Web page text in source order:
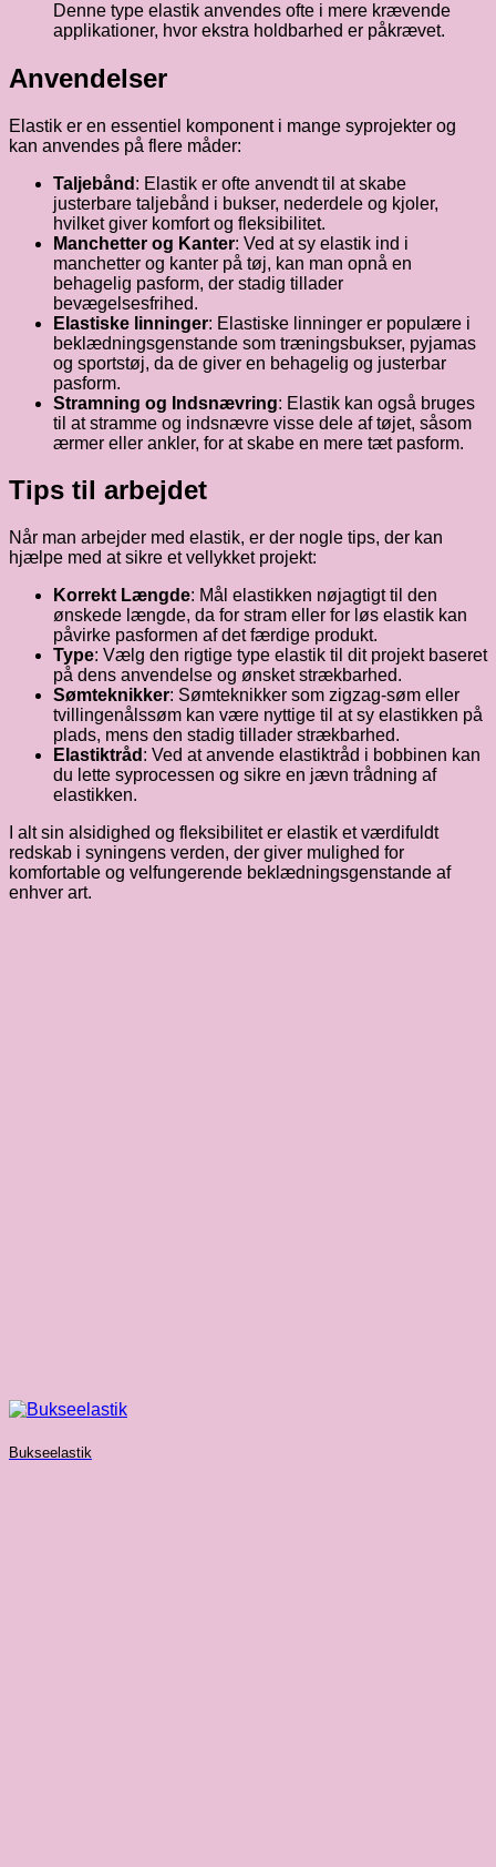
Denne type elastik anvendes ofte i mere krævende
applikationer, hvor ekstra holdbarhed er påkrævet.
Anvendelser
Elastik er en essentiel komponent i mange syprojekter og
kan anvendes på flere måder:
Taljebånd : Elastik er ofte anvendt til at skabe
justerbare taljebånd i bukser, nederdele og kjoler,
hvilket giver komfort og fleksibilitet.
Manchetter og Kanter: Ved at sy elastik ind i
manchetter og kanter på tøj, kan man opnå en
behagelig pasform, der stadig tillader
bevægelsesfrihed.
Elastiske linninger: Elastiske linninger er populære i
beklædningsgenstande som træningsbukser, pyjamas
og sportstøj, da de giver en behagelig og justerbar
pasform.
Stramning og Indsnævring: Elastik kan også bruges
til at stramme og indsnævre visse dele af tøjet, såsom
ærmer eller ankler, for at skabe en mere tæt pasform.
Tips til arbejdet
Når man arbejder med elastik, er der nogle tips, der kan
hjælpe med at sikre et vellykket projekt:
Korrekt Længde: Mål elastikken nøjagtigt til den
ønskede længde, da for stram eller for løs elastik kan
påvirke pasformen af det færdige produkt.
Type: Vælg den rigtige type elastik til dit projekt baseret
på dens anvendelse og ønsket strækbarhed.
Sømteknikker: Sømteknikker som zigzag-søm eller
tvillingenålssøm kan være nyttige til at sy elastikken på
plads, mens den stadig tillader strækbarhed.
Elastiktråd : Ved at anvende elastiktråd i bobbinen kan
du lette syprocessen og sikre en jævn trådning af
elastikken.
I alt sin alsidighed og fleksibilitet er elastik et værdifuldt
redskab i syningens verden, der giver mulighed for
komfortable og velfungerende beklædningsgenstande af
enhver art.
Bukseelastik